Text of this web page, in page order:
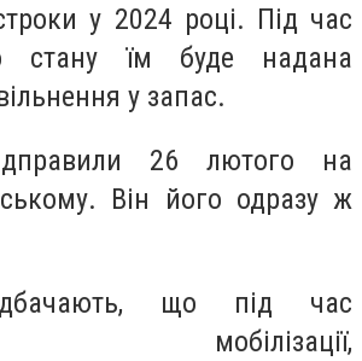
у 2024 році. Під час
стану їм буде надана
у запас.
26 лютого на
Він його одразу ж
що під час
мобілізації,